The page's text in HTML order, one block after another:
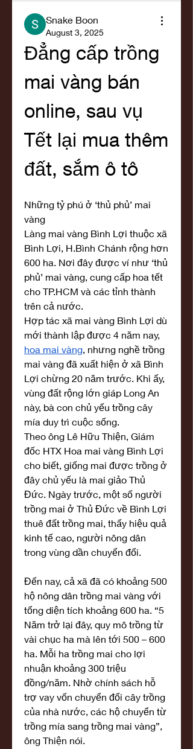
Snake Boon
August 3, 2025
Đẳng cấp trồng
mai vàng bán
online, sau vụ
Tết lại mua thêm
đất, sắm ô tô
Những tỷ phú ở ‘thủ phủ’ mai
vàng
Làng mai vàng Bình Lợi thuộc xã
Bình Lợi, H.Bình Chánh rộng hơn
600 ha. Nơi đây được ví như ‘thủ
phủ’ mai vàng, cung cấp hoa tết
cho TP.HCM và các tỉnh thành
trên cả nước.
Hợp tác xã mai vàng Bình Lợi dù
hoa mai vàng, nhưng nghề trồng
mai vàng đã xuất hiện ở xã Bình
Lợi chừng 20 năm trước. Khi ấy,
vùng đất rộng lớn giáp Long An
này, bà con chủ yếu trồng cây
mía duy trì cuộc sống.
Theo ông Lê Hữu Thiện, Giám
đốc HTX Hoa mai vàng Bình Lợi
cho biết, giống mai được trồng ở
đây chủ yếu là mai giảo Thủ
Đức. Ngày trước, một số người
trồng mai ở Thủ Đức về Bình Lợi
thuê đất trồng mai, thấy hiệu quả
kinh tế cao, người nông dân
trong vùng dần chuyển đổi.
Đến nay, cả xã đã có khoảng 500
hộ nông dân trồng mai vàng với
tổng diện tích khoảng 600 ha. “5
Năm trở lại đây, quy mô trồng từ
vài chục ha mà lên tới 500 – 600
ha. Mỗi ha trồng mai cho lợi
nhuận khoảng 300 triệu
đồng/năm. Nhờ chính sách hỗ
trợ vay vốn chuyển đổi cây trồng
của nhà nước, các hộ chuyển từ
trồng mía sang trồng mai vàng”,
ông Thiện nói.